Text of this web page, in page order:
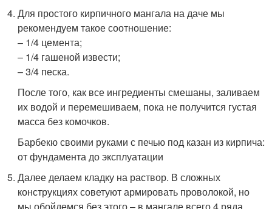
Для простого кирпичного мангала на даче мы
рекомендуем такое соотношение:
– 1/4 цемента;
– 1/4 гашеной извести;
– 3/4 песка.
После того, как все ингредиенты смешаны, заливаем
их водой и перемешиваем, пока не получится густая
масса без комочков.
Барбекю своими руками с печью под казан из кирпича:
от фундамента до эксплуатации
Далее делаем кладку на раствор. В сложных
конструкциях советуют армировать проволокой, но
мы обойдемся без этого – в мангале всего 4 ряда,